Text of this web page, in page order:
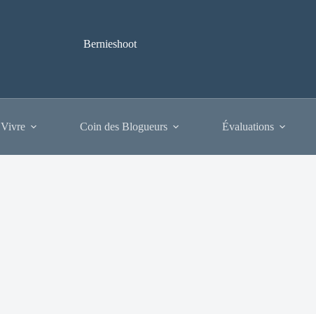
Bernieshoot
Coin des Blogueurs Évaluations